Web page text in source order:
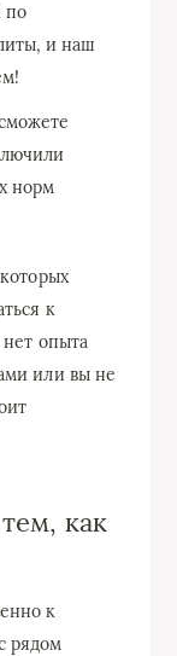
по
и наш
норм
к
опыта
или вы не
как
к
рядом